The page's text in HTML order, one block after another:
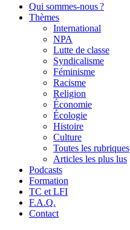
Qui sommes-nous ?
Thèmes
International
NPA
Lutte de classe
Syndicalisme
Féminisme
Racisme
Religion
Économie
Écologie
Histoire
Culture
Toutes les rubriques
Articles les plus lus
Podcasts
Formation
TC et LFI
F.A.Q.
Contact